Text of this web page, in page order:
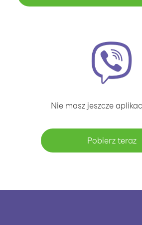
Nie masz jeszcze
Pobierz teraz